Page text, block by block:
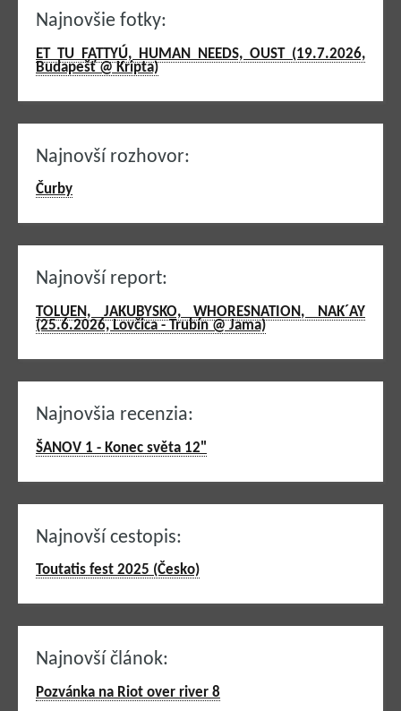
Najnovšie fotky:
ET TU FATTYÚ, HUMAN NEEDS, OUST (19.7.2026,
Budapešť @ Kripta)
Najnovší rozhovor:
Čurby
Najnovší report:
TOLUEN, JAKUBYSKO, WHORESNATION, NAK´AY
(25.6.2026, Lovčica - Trubín @ Jama)
Najnovšia recenzia:
ŠANOV 1 - Konec světa 12"
Najnovší cestopis:
Toutatis fest 2025 (Česko)
Najnovší článok:
Pozvánka na Riot over river 8